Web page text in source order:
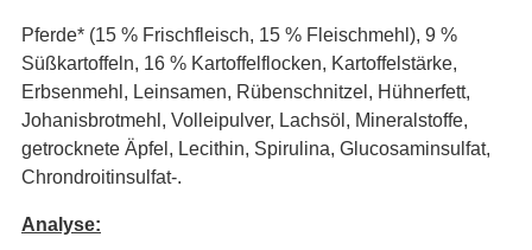
Pferde* (15 % Frischfleisch, 15 % Fleischmehl), 9 %
Süßkartoffeln, 16 % Kartoffelflocken, Kartoffelstärke,
Erbsenmehl, Leinsamen, Rübenschnitzel, Hühnerfett,
Johanisbrotmehl, Volleipulver, Lachsöl, Mineralstoffe,
getrocknete Äpfel, Lecithin, Spirulina, Glucosaminsulfat,
Chrondroitinsulfat-.
Analyse: